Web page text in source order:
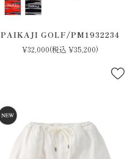
PAIKAJI GOLF/PM1932234
¥32,000(税込 ¥35,200)